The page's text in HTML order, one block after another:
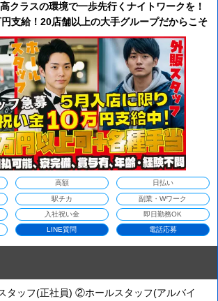
クラスの環境で一歩先行くナイトワークを！
支給！20店舗以上の大手グループだからこそ
ナルティ一切なし！あなたの輝ける場所がこ
高額 日払い
駅チカ 副業・Wワーク
入社祝い金 即日勤務OK
LINE質問 電話応募
タッフ(正社員) ②ホールスタッフ(アルバイ